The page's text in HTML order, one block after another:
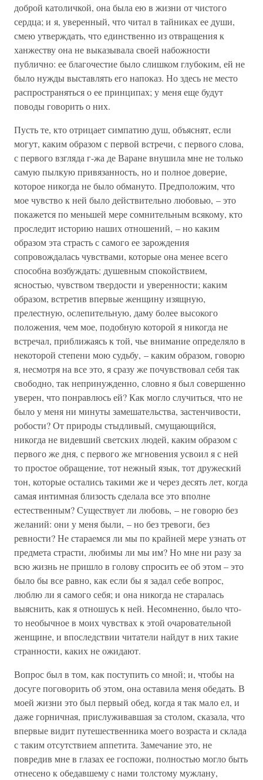
доброй католичкой, она была ею в жизни от чистого
сердца; и я, уверенный, что читал в тайниках ее души,
смею утверждать, что единственно из отвращения к
ханжеству она не выказывала своей набожности
публично: ее благочестие было слишком глубоким, ей не
было нужды выставлять его напоказ. Но здесь не место
распространяться о ее принципах; у меня еще будут
поводы говорить о них.
Пусть те, кто отрицает симпатию душ, объяснят, если
могут, каким образом с первой встречи, с первого слова,
с первого взгляда г-жа де Варане внушила мне не только
самую пылкую привязанность, но и полное доверие,
которое никогда не было обмануто. Предположим, что
мое чувство к ней было действительно любовью, – это
покажется по меньшей мере сомнительным всякому, кто
проследит историю наших отношений, – но каким
образом эта страсть с самого ее зарождения
сопровождалась чувствами, которые она менее всего
способна возбуждать: душевным спокойствием,
ясностью, чувством твердости и уверенности; каким
образом, встретив впервые женщину изящную,
прелестную, ослепительную, даму более высокого
положения, чем мое, подобную которой я никогда не
встречал, приближаясь к той, чье внимание определяло в
некоторой степени мою судьбу, – каким образом, говорю
я, несмотря на все это, я сразу же почувствовал себя так
свободно, так непринужденно, словно я был совершенно
уверен, что понравлюсь ей? Как могло случиться, что не
было у меня ни минуты замешательства, застенчивости,
робости? От природы стыдливый, смущающийся,
никогда не видевший светских людей, каким образом с
первого же дня, с первого же мгновения усвоил я с ней
то простое обращение, тот нежный язык, тот дружеский
тон, которые остались такими же и через десять лет, когда
самая интимная близость сделала все это вполне
естественным? Существует ли любовь, – не говорю без
желаний: они у меня были, – но без тревоги, без
ревности? Не стараемся ли мы по крайней мере узнать от
предмета страсти, любимы ли мы им? Но мне ни разу за
всю жизнь не пришло в голову спросить ее об этом – это
было бы все равно, как если бы я задал себе вопрос,
люблю ли я самого себя; и она никогда не старалась
выяснить, как я отношусь к ней. Несомненно, было что-
то необычное в моих чувствах к этой очаровательной
женщине, и впоследствии читатели найдут в них такие
странности, каких не ожидают.
Вопрос был в том, как поступить со мной; и, чтобы на
досуге поговорить об этом, она оставила меня обедать. В
моей жизни это был первый обед, когда я так мало ел, и
даже горничная, прислуживавшая за столом, сказала, что
впервые видит путешественника моего возраста и склада
с таким отсутствием аппетита. Замечание это, не
повредив мне в глазах ее госпожи, полностью могло быть
отнесено к обедавшему с нами толстому мужлану,